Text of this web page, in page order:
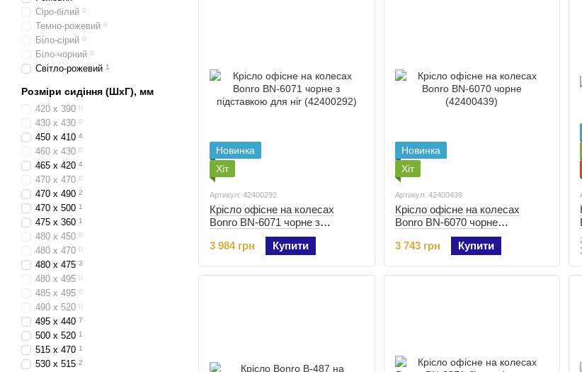
Новинка
Хіт
Артикул: 42400292
Крісло офісне на колесах
Bonro BN-6071 чорне з
підставкою для ніг (42400292)
3 984 грн
Купити
Новинка
Хіт
Артикул: 42400439
Крісло офісне на колесах
Bonro BN-6070 чорне
3 743 грн
Купити
Сіро-білий 0
Темно-рожевий 0
Біло-сірий 0
Біло-чорний 0
Світло-рожевий 1
Розміри сидіння (ШхГ), мм
420 х 390 0
430 x 430 0
450 x 410 4
460 x 430 0
465 х 420 4
470 x 470 0
470 х 490 2
470 x 500 1
475 x 360 1
480 x 450 0
480 x 470 0
480 x 475 3
480 х 495 0
485 х 495 0
490 х 520 0
495 x 440 7
500 х 520 1
515 x 470 1
530 х 515 2